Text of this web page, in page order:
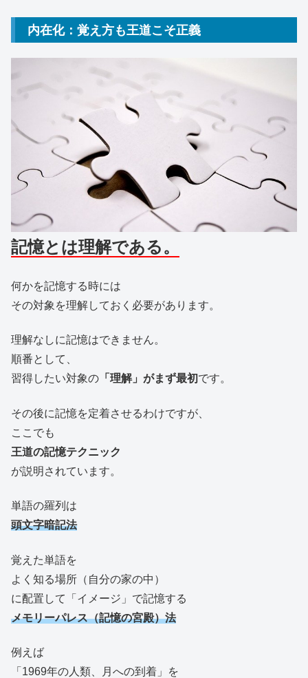
内在化：覚え方も王道こそ正義
記憶とは理解である。
何かを記憶する時には
その対象を理解しておく必要があります。
理解なしに記憶はできません。
順番として、
習得したい対象の 「理解」 がまず最初です。
その後に記憶を定着させるわけですが、
ここでも
王道の記憶テクニック
が説明されています。
単語の羅列は
頭文字暗記法
覚えた単語を
よく知る場所（自分の家の中）
に配置して「イメージ」で記憶する
メモリーパレス（記憶の宮殿）法
例えば
「1969年の人類、月への到着」を